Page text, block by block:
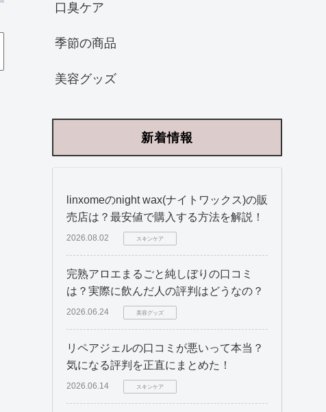
口臭ケア
季節の商品
美容グッズ
新着情報
linxomeのnight wax(ナイトワックス)の販
売店は？最安値で購入する方法を解説！
2026.08.02 スキンケア
完熟アロエまるごと純しぼりの口コミ
は？実際に飲んだ人の評判はどうなの？
2026.06.24 美容グッズ
リペアジェルの口コミが悪いって本当？
気になる評判を正直にまとめた！
2026.06.14 スキンケア